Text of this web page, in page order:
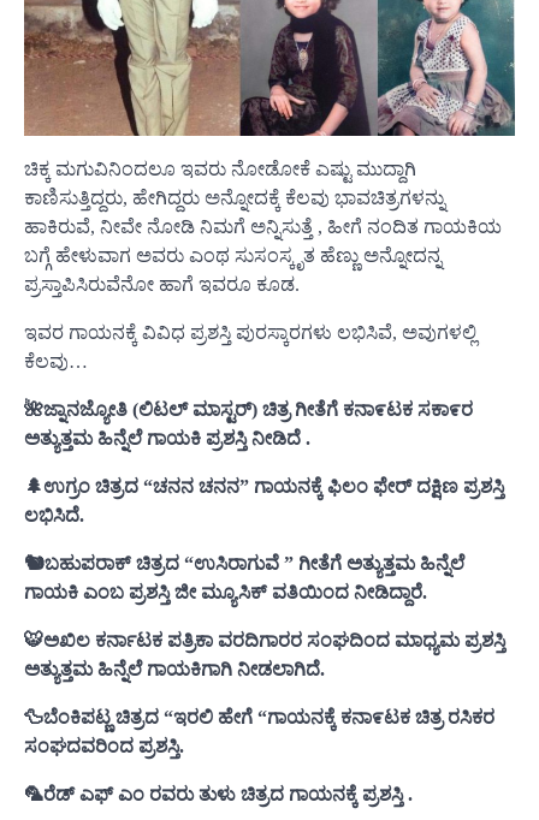
ಚಿಕ್ಕ ಮಗುವಿನಿಂದಲೂ ಇವರು ನೋಡೋಕೆ ಎಷ್ಟು ಮುದ್ದಾಗಿ
ಕಾಣಿಸುತ್ತಿದ್ದರು, ಹೇಗಿದ್ದರು ಅನ್ನೋದಕ್ಕೆ ಕೆಲವು ಭಾವಚಿತ್ರಗಳನ್ನು
ಹಾಕಿರುವೆ, ನೀವೇ ನೋಡಿ ನಿಮಗೆ ಅನ್ನಿಸುತ್ತೆ , ಹೀಗೆ ನಂದಿತ ಗಾಯಕಿಯ
ಬಗ್ಗೆ ಹೇಳುವಾಗ ಅವರು ಎಂಥ ಸುಸಂಸ್ಕೃತ ಹೆಣ್ಣು ಅನ್ನೋದನ್ನ
ಪ್ರಸ್ತಾಪಿಸಿರುವೆನೋ ಹಾಗೆ ಇವರೂ ಕೂಡ.
ಇವರ ಗಾಯನಕ್ಕೆ ವಿವಿಧ ಪ್ರಶಸ್ತಿ ಪುರಸ್ಕಾರಗಳು ಲಭಿಸಿವೆ, ಅವುಗಳಲ್ಲಿ
ಕೆಲವು…
🌺ಜ್ನಾನಜ್ಯೋತಿ (ಲಿಟಲ್ ಮಾಸ್ಟರ್) ಚಿತ್ರ ಗೀತೆಗೆ ಕನಾ೯ಟಕ ಸಕಾ೯ರ
ಅತ್ಯುತ್ತಮ ಹಿನ್ನೆಲೆ ಗಾಯಕಿ ಪ್ರಶಸ್ತಿ ನೀಡಿದೆ .
🌲ಉಗ್ರಂ ಚಿತ್ರದ “ಚನನ ಚನನ” ಗಾಯನಕ್ಕೆ ಫಿಲಂ ಫೇರ್ ದಕ್ಷಿಣ ಪ್ರಶಸ್ತಿ
ಲಭಿಸಿದೆ.
🐿ಬಹುಪರಾಕ್ ಚಿತ್ರದ “ಉಸಿರಾಗುವೆ ” ಗೀತೆಗೆ ಅತ್ಯುತ್ತಮ ಹಿನ್ನೆಲೆ
ಗಾಯಕಿ ಎಂಬ ಪ್ರಶಸ್ತಿ ಜೀ ಮ್ಯೂಸಿಕ್ ವತಿಯಿಂದ ನೀಡಿದ್ದಾರೆ.
🐯ಅಖಿಲ ಕರ್ನಾಟಕ ಪತ್ರಿಕಾ ವರದಿಗಾರರ ಸಂಘದಿಂದ ಮಾಧ್ಯಮ ಪ್ರಶಸ್ತಿ
ಅತ್ಯುತ್ತಮ ಹಿನ್ನೆಲೆ ಗಾಯಕಿಗಾಗಿ ನೀಡಲಾಗಿದೆ.
🦆ಬೆಂಕಿಪಟ್ಣ ಚಿತ್ರದ “ಇರಲಿ ಹೇಗೆ “ಗಾಯನಕ್ಕೆ ಕನಾ೯ಟಕ ಚಿತ್ರ ರಸಿಕರ
ಸಂಘದವರಿಂದ ಪ್ರಶಸ್ತಿ.
🦜ರೆಡ್ ಎಫ್ ಎಂ ರವರು ತುಳು ಚಿತ್ರದ ಗಾಯನಕ್ಕೆ ಪ್ರಶಸ್ತಿ .